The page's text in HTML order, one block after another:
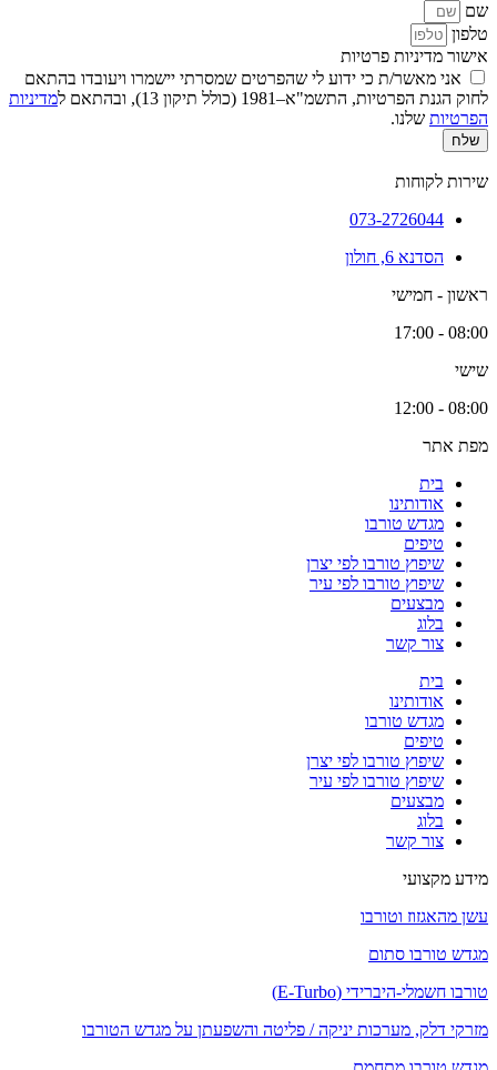
שם
טלפון
אישור מדיניות פרטיות
אני מאשר/ת כי ידוע לי שהפרטים שמסרתי יישמרו ויעובדו בהתאם
לחוק הגנת הפרטיות, התשמ"א–1981 (כולל תיקון 13), ובהתאם ל
מדיניות
הפרטיות שלנו.
שלח
שירות לקוחות
073-2726044
הסדנא 6, חולון
ראשון - חמישי
08:00 - 17:00
שישי
08:00 - 12:00
מפת אתר
בית
אודותינו
מגדש טורבו
טיפים
שיפוץ טורבו לפי יצרן
שיפוץ טורבו לפי עיר
מבצעים
בלוג
צור קשר
בית
אודותינו
מגדש טורבו
טיפים
שיפוץ טורבו לפי יצרן
שיפוץ טורבו לפי עיר
מבצעים
בלוג
צור קשר
מידע מקצועי
עשן מהאגזוז וטורבו
מגדש טורבו סתום
טורבו חשמלי-היברידי (E-Turbo)
מזרקי דלק, מערכות יניקה / פליטה והשפעתן על מגדש הטורבו